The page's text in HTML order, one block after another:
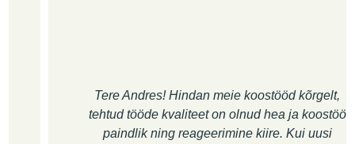
Tere Andres! Hindan meie koostööd kõrgelt,
tehtud tööde kvaliteet on olnud hea ja koostöö
paindlik ning reageerimine kiire. Kui uusi